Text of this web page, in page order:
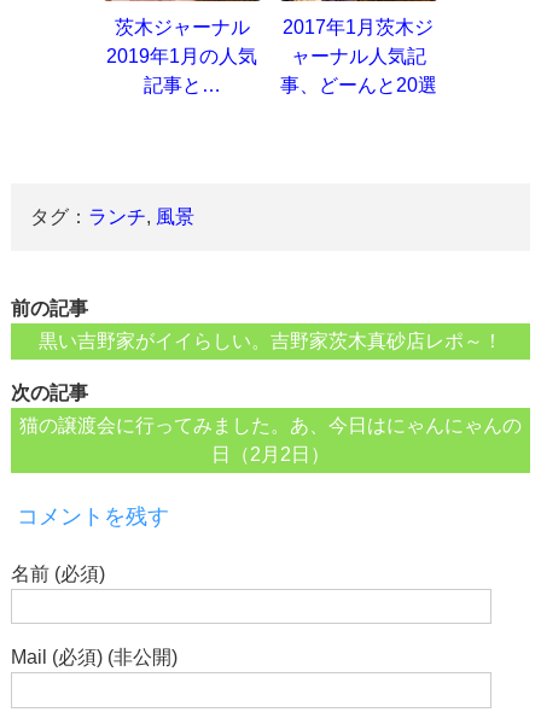
茨木ジャーナル
2019年1月の人気
記事と…
2017年1月茨木ジ
ャーナル人気記
事、どーんと20選
タグ： ランチ, 風景
前の記事
黒い吉野家がイイらしい。吉野家茨木真砂店レポ～！
次の記事
猫の譲渡会に行ってみました。あ、今日はにゃんにゃんの
日（2月2日）
コメントを残す
名前 (必須)
Mail (必須) (非公開)